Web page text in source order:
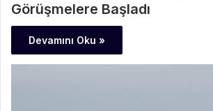
Görüşmelere Başladı
Devamını Oku »